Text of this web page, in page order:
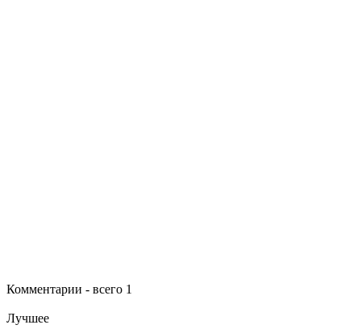
Комментарии - всего 1
Лучшее